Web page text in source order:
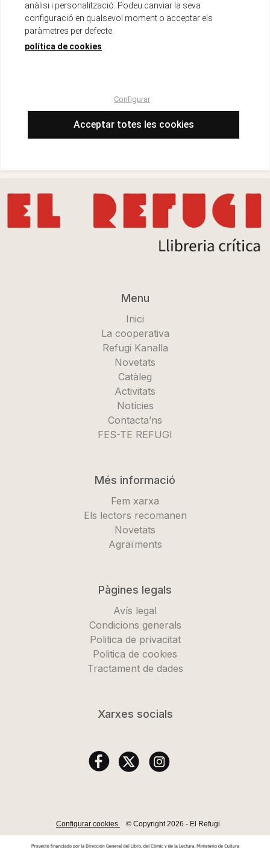
ISBN :
979-13-87656-06-5
Encuadernació :
Data d'edició :
Autor/s :
Sultan, Enas
Número de pàgines : 5012
Col·lecció : TAALI
Menu
Inici
La cooperativa
Refugi Kanalla
Novetats
Catàleg
Activitats
Notícies
Contacta’ns
FES-TE REFUGI
Més informació
Fem xarxa
Els lectors recomanen
Novetats
Agraïments
Pàgines legals
Avís legal
Condicions generals
Politica de privacitat
Politica de cookies
Tractament de dades
Xarxes socials
Configurar cookies © Copyright 2026 - El Refugi
anàlisi i personalització. Podeu canviar la seva
configuració en qualsevol moment o acceptar els
paràmetres per defecte.
política de cookies
Configurar
Acceptar totes les cookies